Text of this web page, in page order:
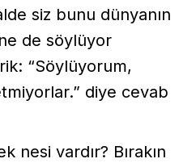
siz bunu dünyanın
de söylüyor
“Söylüyorum,
diye cevab
nesi vardır? Bırakın